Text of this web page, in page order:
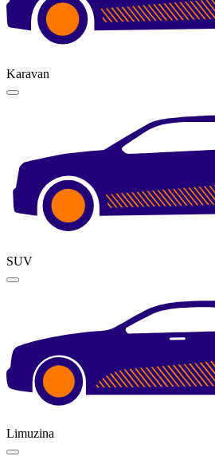
Karavan
SUV
Limuzina